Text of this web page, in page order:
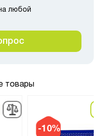
любой
товары
-10%